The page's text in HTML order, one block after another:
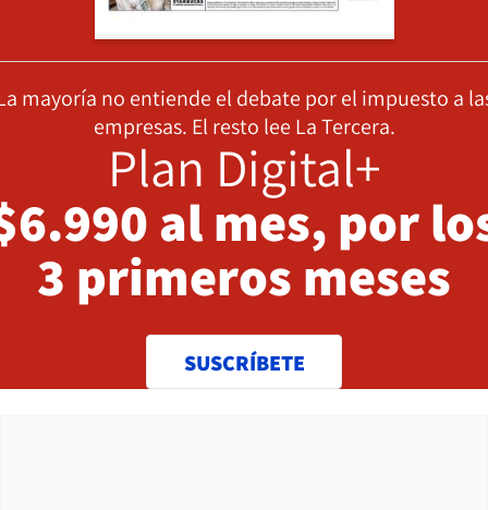
mayoría no entiende el debate por el impuesto a
empresas. El resto lee La Tercera.
Plan Digital+
al mes, por
3 primeros meses
SUSCRÍBETE